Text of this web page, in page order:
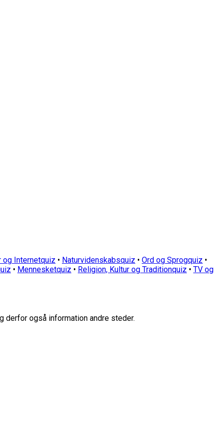
og Internetquiz • Naturvidenskabsquiz • Ord og Sprogquiz •
• Mennesketquiz • Religion, Kultur og Traditionquiz • TV og
derfor også information andre steder.